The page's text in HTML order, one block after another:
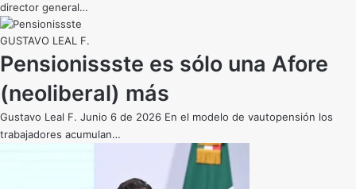
director general…
GUSTAVO LEAL F.
Pensionissste es sólo una Afore
(neoliberal) más
Gustavo Leal F. Junio 6 de 2026 En el modelo de vautopensión los
trabajadores acumulan…